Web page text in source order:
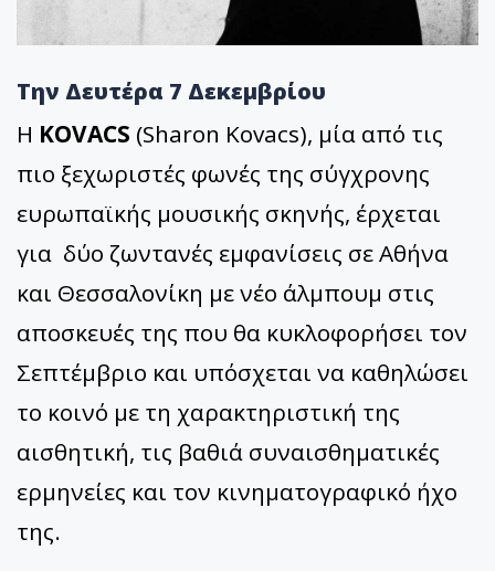
Την Δευτέρα 7 Δεκεμβρίου
Η KOVACS (Sharon Kovacs), μία από τις
πιο ξεχωριστές φωνές της σύγχρονης
ευρωπαϊκής μουσικής σκηνής, έρχεται
για δύο ζωντανές εμφανίσεις σε Αθήνα
και Θεσσαλονίκη με νέο άλμπουμ στις
αποσκευές της που θα κυκλοφορήσει τον
Σεπτέμβριο και υπόσχεται να καθηλώσει
το κοινό με τη χαρακτηριστική της
αισθητική, τις βαθιά συναισθηματικές
ερμηνείες και τον κινηματογραφικό ήχο
της.